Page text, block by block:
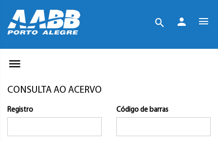
CONSULTA AO ACERVO
Registro Código de barras